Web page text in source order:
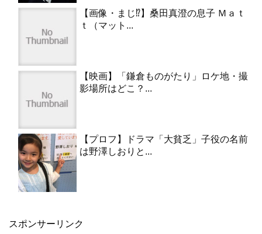
【画像・まじ⁉︎】桑田真澄の息子 Ｍａｔ
ｔ（マット...
【映画】「鎌倉ものがたり」ロケ地・撮
影場所はどこ？...
【プロフ】ドラマ「大貧乏」子役の名前
は野澤しおりと...
スポンサーリンク